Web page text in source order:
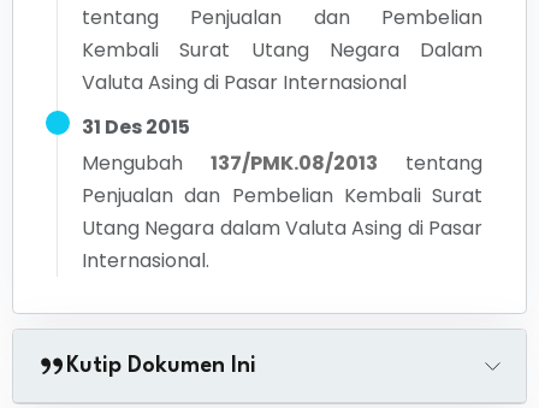
tentang Penjualan dan Pembelian
Kembali Surat Utang Negara Dalam
Valuta Asing di Pasar Internasional
31 Des 2015
Mengubah
137/PMK.08/2013
tentang
Penjualan dan Pembelian Kembali Surat
Utang Negara dalam Valuta Asing di Pasar
Internasional.
Kutip Dokumen Ini